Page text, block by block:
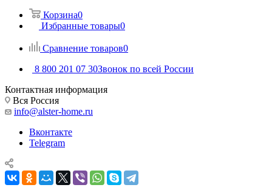
Корзина0
Избранные товары0
Сравнение товаров0
8 800 201 07 30Звонок по всей России
Контактная информация
Вся Россия
info@alster-home.ru
Вконтакте
Telegram